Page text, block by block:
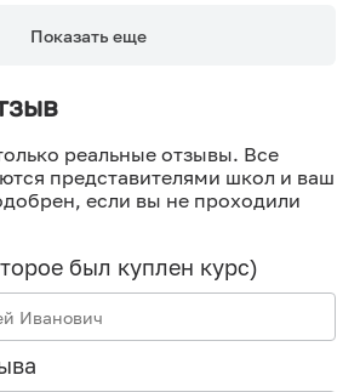
Показать еще
реальные отзывы. Все
представителями школ и ваш
если вы не проходили
был куплен курс)